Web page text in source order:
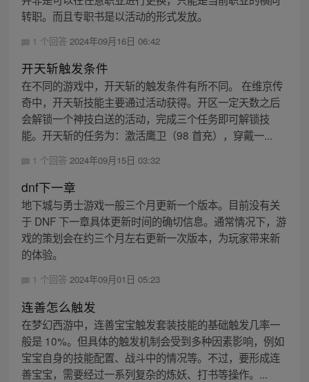
转职。而且专职书是以活动的形式发放。
1 个回答 2024年09月16日 06:42
开天斩触发条件
在不同的游戏中，开天斩的触发条件有所不同。 在维京传
奇中，开天斩技能主要通过活动获得。开区一定天数之后
会解锁一个神技白送的活动，完成三个任务即可解锁技
能。开天斩的任务为：激活鹰卫（98 首充），穿戴一...
1 个回答 2024年09月15日 03:32
dnf下一章
地下城与勇士游戏一般三个月更新一个版本。目前没有关
于 DNF 下一章具体更新时间的确切信息。通常情况下，游
戏的策划会在约三个月左右更新一次版本，为玩家带来新
的体验。
1 个回答 2024年09月01日 05:23
连善怎么触发
在梦幻西游中，连善宝宝触发套装技能的基础触发几率一
般是 10%。但具体的触发机制会受到多种因素影响，例如
宝宝自身的技能配置、战斗中的情况等。不过，要形成连
善宝宝，需要经过一系列复杂的炼妖、打书等操作。...